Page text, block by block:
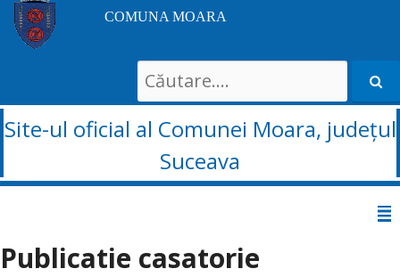
COMUNA MOARA
Search
for:
Site-ul oficial al Comunei Moara, județul
Suceava
conținut
Publicatie casatorie